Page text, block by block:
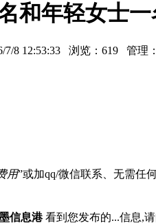
和年轻女士一
7/8 12:53:33 浏览：619 管理：
用”或加qq/微信联系、无需任
信息港看到您发布的...信息,请